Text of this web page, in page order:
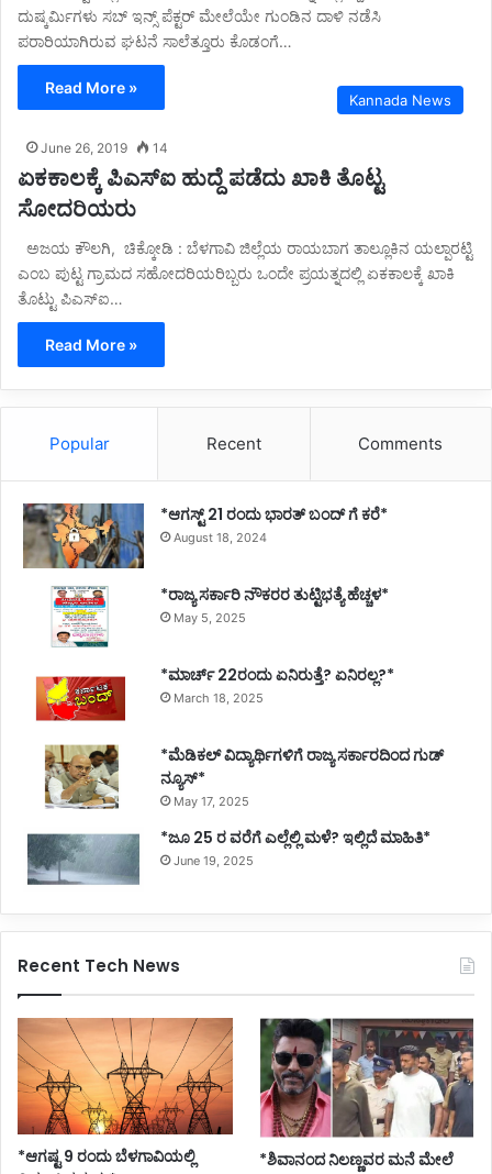
ದುಷ್ಕರ್ಮಿಗಳು ಸಬ್ ಇನ್ಸ್ ಪೆಕ್ಟರ್ ಮೇಲೆಯೇ ಗುಂಡಿನ ದಾಳಿ ನಡೆಸಿ
ಪರಾರಿಯಾಗಿರುವ ಘಟನೆ ಸಾಲೆತ್ತೂರು ಕೊಡಂಗೆ…
Read More »
Kannada News
June 26, 2019 14
ಏಕಕಾಲಕ್ಕೆ ಪಿಎಸ್‌ಐ ಹುದ್ದೆ ಪಡೆದು ಖಾಕಿ ತೊಟ್ಟ
ಸೋದರಿಯರು
ಅಜಯ ಕೌಲಗಿ, ಚಿಕ್ಕೋಡಿ : ಬೆಳಗಾವಿ ಜಿಲ್ಲೆಯ ರಾಯಬಾಗ ತಾಲ್ಲೂಕಿನ ಯಲ್ಪಾರಟ್ಟಿ
ಎಂಬ ಪುಟ್ಟ ಗ್ರಾಮದ ಸಹೋದರಿಯರಿಬ್ಬರು ಒಂದೇ‌ ಪ್ರಯತ್ನದಲ್ಲಿ ಏಕಕಾಲಕ್ಕೆ ಖಾಕಿ
ತೊಟ್ಟು ಪಿಎಸ್‌ಐ…
Read More »
Popular Recent Comments
*ಆಗಸ್ಟ್ 21 ರಂದು ಭಾರತ್‌ ಬಂದ್‌ ಗೆ ಕರೆ*
August 18, 2024
*ರಾಜ್ಯ ಸರ್ಕಾರಿ ನೌಕರರ ತುಟ್ಟಿಭತ್ಯೆ ಹೆಚ್ಚಳ*
May 5, 2025
*ಮಾರ್ಚ್ 22ರಂದು ಏನಿರುತ್ತೆ? ಏನಿರಲ್ಲ?*
March 18, 2025
*ಮೆಡಿಕಲ್ ವಿದ್ಯಾರ್ಥಿಗಳಿಗೆ ರಾಜ್ಯ ಸರ್ಕಾರದಿಂದ ಗುಡ್
ನ್ಯೂಸ್*
May 17, 2025
*ಜೂ 25 ರ ವರೆಗೆ ಎಲ್ಲೆಲ್ಲಿ ಮಳೆ? ಇಲ್ಲಿದೆ ಮಾಹಿತಿ*
June 19, 2025
Recent Tech News
*ಆಗಷ್ಟ 9 ರಂದು ಬೆಳಗಾವಿಯಲ್ಲಿ
*ಶಿವಾನಂದ ನಿಲಣ್ಣವರ ಮನೆ ಮೇಲೆ